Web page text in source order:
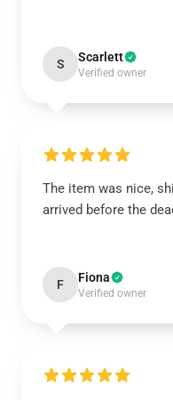
S Scarlett
Verified owner
The item was nice,
arrived before the
F Fiona
Verified owner